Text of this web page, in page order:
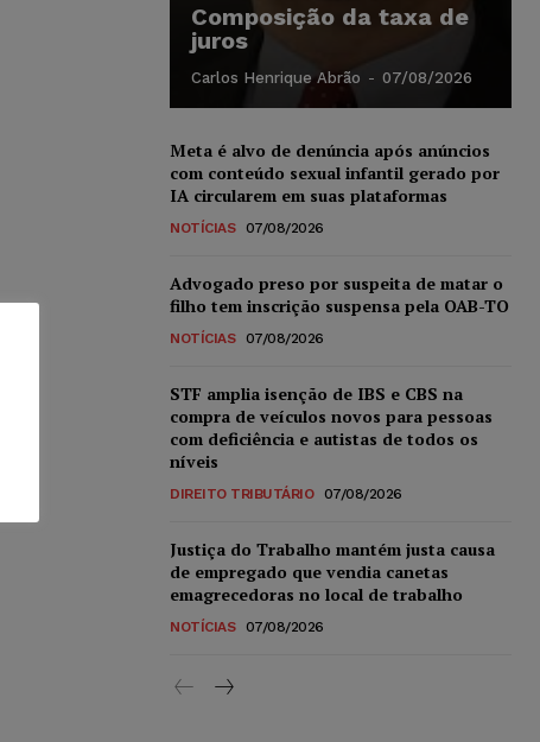
Composição da taxa de
juros
Carlos Henrique Abrão - 07/08/2026
Meta é alvo de denúncia após anúncios
com conteúdo sexual infantil gerado por
IA circularem em suas plataformas
NOTÍCIAS 07/08/2026
Advogado preso por suspeita de matar o
filho tem inscrição suspensa pela OAB-TO
NOTÍCIAS 07/08/2026
STF amplia isenção de IBS e CBS na
compra de veículos novos para pessoas
com deficiência e autistas de todos os
níveis
DIREITO TRIBUTÁRIO 07/08/2026
Justiça do Trabalho mantém justa causa
de empregado que vendia canetas
emagrecedoras no local de trabalho
NOTÍCIAS 07/08/2026